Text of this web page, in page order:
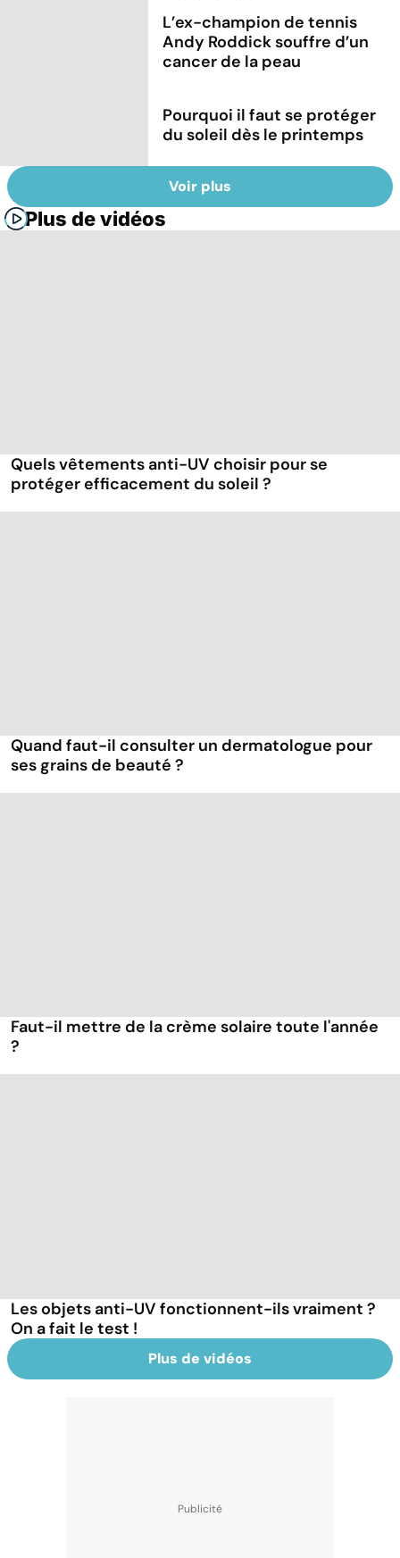
L’ex-champion de tennis
Andy Roddick souffre d’un
cancer de la peau
Pourquoi il faut se protéger
du soleil dès le printemps
Voir plus
Plus de vidéos
Quels vêtements anti-UV choisir pour se
protéger efficacement du soleil ?
Quand faut-il consulter un dermatologue pour
ses grains de beauté ?
Faut-il mettre de la crème solaire toute l'année
?
Les objets anti-UV fonctionnent-ils vraiment ?
On a fait le test !
Plus de vidéos